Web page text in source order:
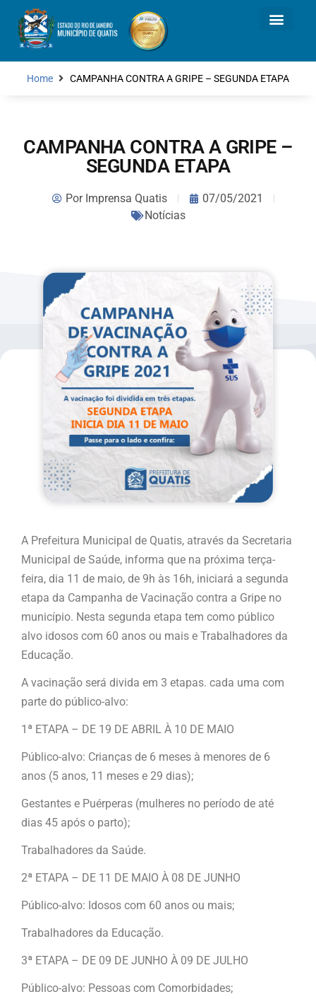
Home CAMPANHA CONTRA A GRIPE – SEGUNDA ETAPA
CAMPANHA CONTRA A GRIPE –
SEGUNDA ETAPA
PorImprensa Quatis
07/05/2021
Notícias
A Prefeitura Municipal de Quatis, através da Secretaria
Municipal de Saúde, informa que na próxima terça-
feira, dia 11 de maio, de 9h às 16h, iniciará a segunda
etapa da Campanha de Vacinação contra a Gripe no
município. Nesta segunda etapa tem como público
alvo idosos com 60 anos ou mais e Trabalhadores da
Educação.
A vacinação será divida em 3 etapas. cada uma com
parte do público-alvo:
1ª ETAPA – DE 19 DE ABRIL À 10 DE MAIO
Público-alvo: Crianças de 6 meses à menores de 6
anos (5 anos, 11 meses e 29 dias);
Gestantes e Puérperas (mulheres no período de até
dias 45 após o parto);
Trabalhadores da Saúde.
2ª ETAPA – DE 11 DE MAIO À 08 DE JUNHO
Público-alvo: Idosos com 60 anos ou mais;
Trabalhadores da Educação.
3ª ETAPA – DE 09 DE JUNHO À 09 DE JULHO
Público-alvo: Pessoas com Comorbidades;